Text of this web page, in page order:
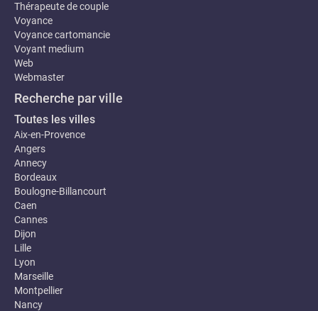
Thérapeute de couple
Voyance
Voyance cartomancie
Voyant medium
Web
Webmaster
Recherche par ville
Toutes les villes
Aix-en-Provence
Angers
Annecy
Bordeaux
Boulogne-Billancourt
Caen
Cannes
Dijon
Lille
Lyon
Marseille
Montpellier
Nancy